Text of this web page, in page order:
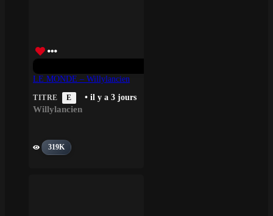
LE MONDE – Willylancien
TITRE E • il y a 3 jours
Willylancien
319K